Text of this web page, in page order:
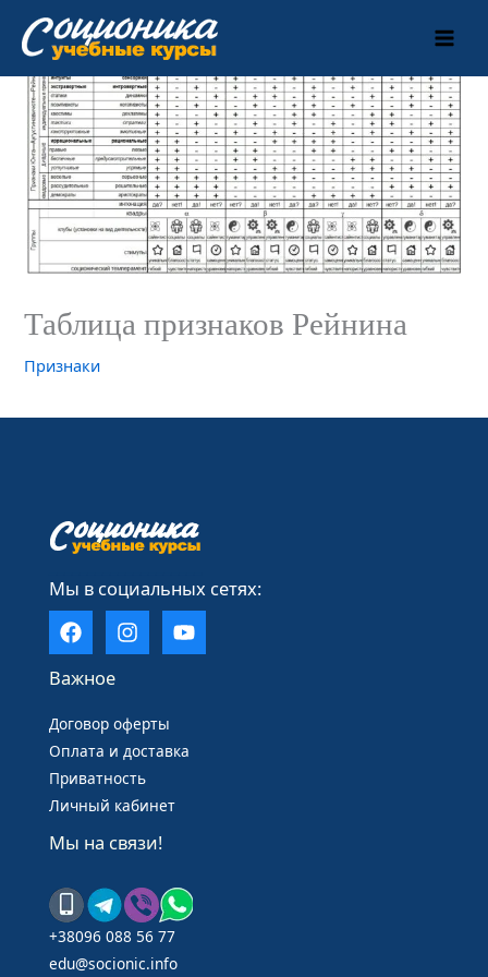
Перейти
содержимому
Таблица признаков Рейнина
Признаки
Мы в социальных сетях:
Важное
Договор оферты
Оплата и доставка
Приватность
Личный кабинет
Мы на связи!
+38096 088 56 77
edu@socionic.info